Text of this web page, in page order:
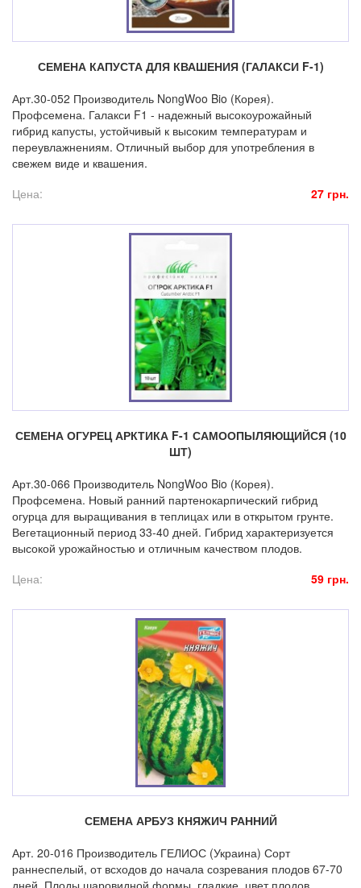
СЕМЕНА КАПУСТА ДЛЯ КВАШЕНИЯ (ГАЛАКСИ F-1)
Арт.30-052 Производитель NongWoo Bio (Корея).
Профсемена. Галакси F1 - надежный высокоурожайный
гибрид капусты, устойчивый к высоким температурам и
переувлажнениям. Отличный выбор для употребления в
свежем виде и квашения.
Цена:
27 грн.
СЕМЕНА ОГУРЕЦ АРКТИКА F-1 САМООПЫЛЯЮЩИЙСЯ (10
ШТ)
Арт.30-066 Производитель NongWoo Bio (Корея).
Профсемена. Новый ранний партенокарпический гибрид
огурца для выращивания в теплицах или в открытом грунте.
Вегетационный период 33-40 дней. Гибрид характеризуется
высокой урожайностью и отличным качеством плодов.
Цена:
59 грн.
СЕМЕНА АРБУЗ КНЯЖИЧ РАННИЙ
Арт. 20-016 Производитель ГЕЛИОС (Украина) Сорт
раннеспелый, от всходов до начала созревания плодов 67-70
дней. Плоды шаровидной формы, гладкие, цвет плодов